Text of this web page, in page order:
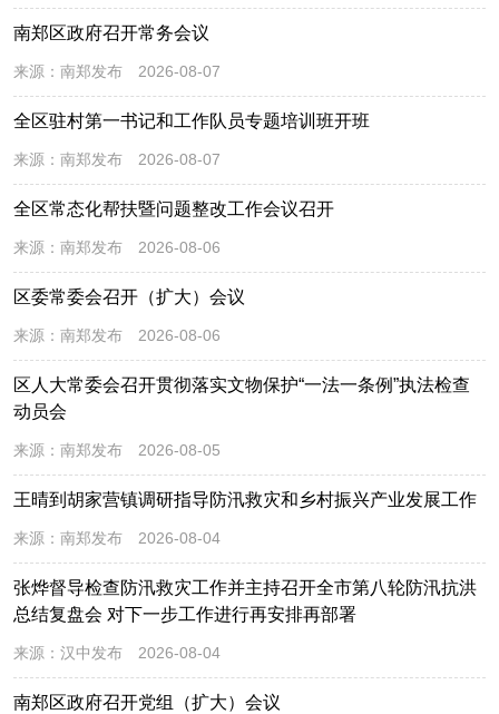
南郑区政府召开常务会议
来源： 南郑发布 2026-08-07
全区驻村第一书记和工作队员专题培训班开班
来源： 南郑发布 2026-08-07
全区常态化帮扶暨问题整改工作会议召开
来源： 南郑发布 2026-08-06
区委常委会召开（扩大）会议
来源： 南郑发布 2026-08-06
区人大常委会召开贯彻落实文物保护“一法一条例”执法检查
动员会
来源： 南郑发布 2026-08-05
王晴到胡家营镇调研指导防汛救灾和乡村振兴产业发展工作
来源： 南郑发布 2026-08-04
张烨督导检查防汛救灾工作并主持召开全市第八轮防汛抗洪
总结复盘会 对下一步工作进行再安排再部署
来源： 汉中发布 2026-08-04
南郑区政府召开党组（扩大）会议